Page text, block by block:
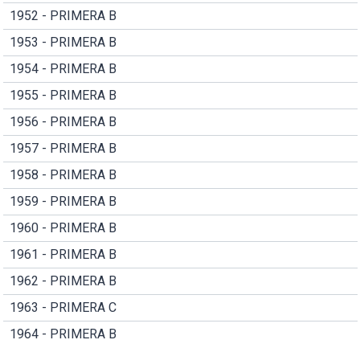
1952 - PRIMERA B
1953 - PRIMERA B
1954 - PRIMERA B
1955 - PRIMERA B
1956 - PRIMERA B
1957 - PRIMERA B
1958 - PRIMERA B
1959 - PRIMERA B
1960 - PRIMERA B
1961 - PRIMERA B
1962 - PRIMERA B
1963 - PRIMERA C
1964 - PRIMERA B